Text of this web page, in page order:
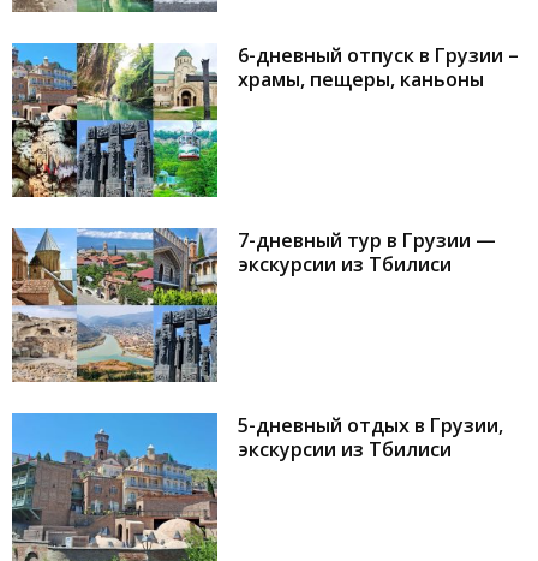
6-дневный отпуск в Грузии –
храмы, пещеры, каньоны
7-дневный тур в Грузии —
экскурсии из Тбилиси
5-дневный отдых в Грузии,
экскурсии из Тбилиси